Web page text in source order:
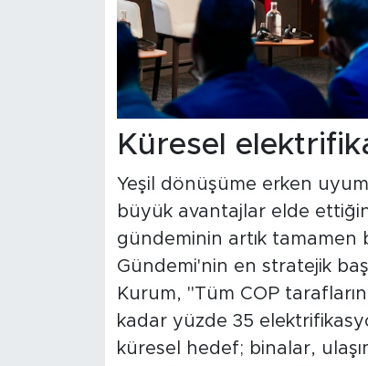
Küresel
Yeşil dönüşüme erken
büyük avantajlar elde
gündeminin artık tamamen
Gündemi'nin en stratejik
Kurum, "Tüm COP
kadar yüzde 35
küresel hedef; binalar,